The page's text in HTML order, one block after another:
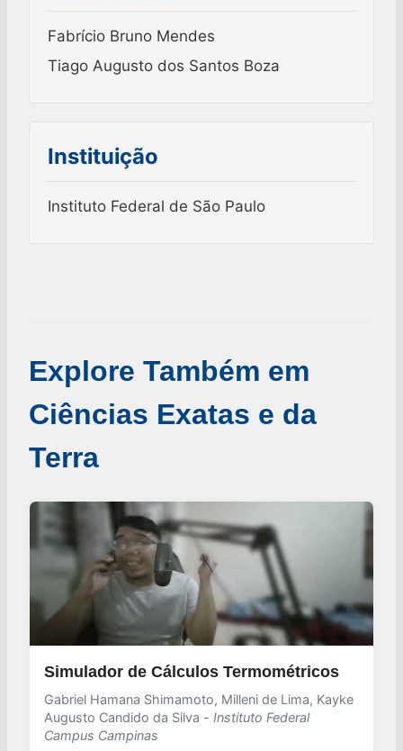
Fabrício Bruno Mendes
Tiago Augusto dos Santos Boza
Instituição
Instituto Federal de São Paulo
Explore Também em
Ciências Exatas e da
Terra
Simulador de Cálculos Termométricos
Gabriel Hamana Shimamoto, Milleni de Lima, Kayke
Augusto Candido da Silva - Instituto Federal
Campus Campinas